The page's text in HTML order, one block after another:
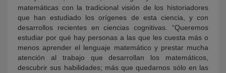
matemáticas con la tradicional visión de los historiadores
que han estudiado los orígenes de esta ciencia, y con
desarrollos recientes en ciencias cognitivas. “Queremos
estudiar por qué hay personas a las que les cuesta más o
menos aprender el lenguaje matemático y prestar mucha
atención al trabajo que desarrollan los matemáticos,
descubrir sus habilidades; más que quedarnos sólo en las